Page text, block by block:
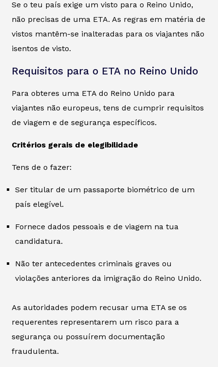
Se o teu país exige um visto para o Reino Unido,
não precisas de uma ETA. As regras em matéria de
vistos mantêm-se inalteradas para os viajantes não
isentos de visto.
Requisitos para o ETA no Reino Unido
Para obteres uma ETA do Reino Unido para
viajantes não europeus, tens de cumprir requisitos
de viagem e de segurança específicos.
Critérios gerais de elegibilidade
Tens de o fazer:
Ser titular de um passaporte biométrico de um
país elegível.
Fornece dados pessoais e de viagem na tua
candidatura.
Não ter antecedentes criminais graves ou
violações anteriores da imigração do Reino Unido.
As autoridades podem recusar uma ETA se os
requerentes representarem um risco para a
segurança ou possuírem documentação
fraudulenta.